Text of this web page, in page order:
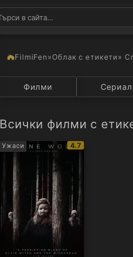
FilmiFen»Облак с етикети»
Категория Държава
Филми
Всички филми с
Ужаси
IMDb
4.7